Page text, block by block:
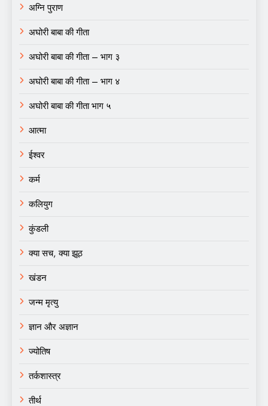
अग्नि पुराण
अघोरी बाबा की गीता
अघोरी बाबा की गीता – भाग ३
अघोरी बाबा की गीता – भाग ४
अघोरी बाबा की गीता भाग ५
आत्मा
ईश्वर
कर्म
कलियुग
कुंडली
क्या सच, क्या झूठ
खंडन
जन्म मृत्यु
ज्ञान और अज्ञान
ज्योतिष
तर्कशास्त्र
तीर्थ